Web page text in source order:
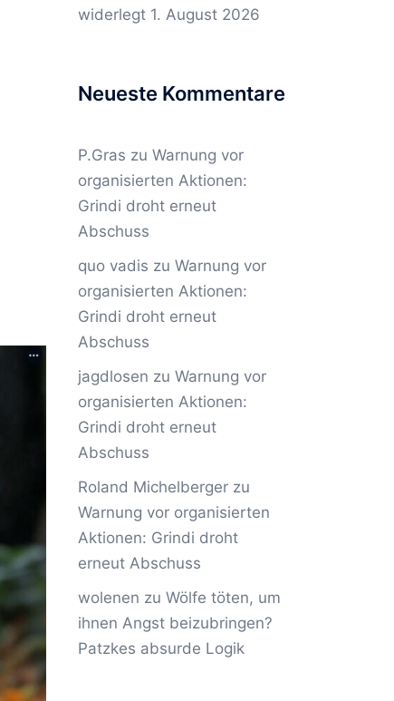
widerlegt 1. August 2026
Neueste Kommentare
P.Gras zu Warnung vor
organisierten Aktionen:
Grindi droht erneut
Abschuss
quo vadis zu Warnung vor
organisierten Aktionen:
Grindi droht erneut
Abschuss
jagdlosen zu Warnung vor
organisierten Aktionen:
Grindi droht erneut
Abschuss
Roland Michelbergerzu
Warnung vor organisierten
Aktionen: Grindi droht
erneut Abschuss
wolenen zu Wölfe töten, um
ihnen Angst beizubringen?
Patzkes absurde Logik